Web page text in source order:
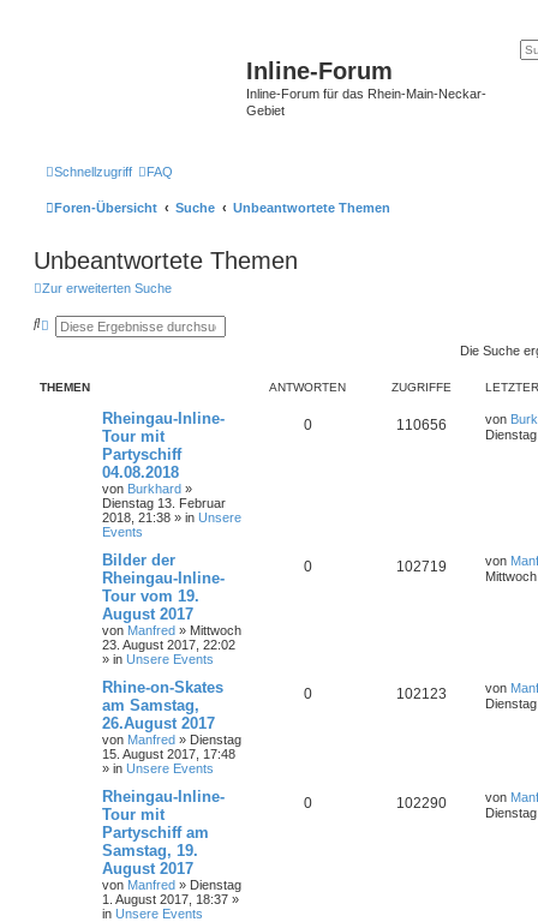
Inline-Forum
Inline-Forum für das Rhein-Main-Neckar-
Gebiet
Schnellzugriff FAQ
Foren-Übersicht Suche Unbeantwortete Themen
Unbeantwortete Themen
Zur erweiterten Suche
S E
t
Die Suche
THEMEN ANTWORTEN ZUGRIFFE
Rheingau-Inline-
Tour mit
Partyschiff
04.08.2018
von Burkhard »
Dienstag 13. Februar
2018, 21:38 » in Unsere
Events
0 110656 von
Bilder der
Rheingau-Inline-
Tour vom 19.
August 2017
von Manfred » Mittwoch
23. August 2017, 22:02
» in Unsere Events
0 102719 von
Rhine-on-Skates
am Samstag,
26.August 2017
von Manfred » Dienstag
15. August 2017, 17:48
» in Unsere Events
0 102123 von
Rheingau-Inline-
Tour mit
Partyschiff am
Samstag, 19.
August 2017
von Manfred » Dienstag
1. August 2017, 18:37 »
in Unsere Events
0 102290 von